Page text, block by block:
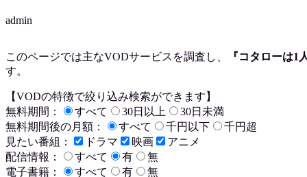
admin
このページでは主なVODサービスを調査し、 『コタローは1
す。
【VODの特徴で絞り込み検索ができます】
無料期間：
すべて 30日以上
30日未満
無料期間後の月額：
すべて 千円以下
千円超
見たい番組：
ドラマ 映画
アニメ
配信情報：
すべて 有
無
電子書籍：
すべて 有 無